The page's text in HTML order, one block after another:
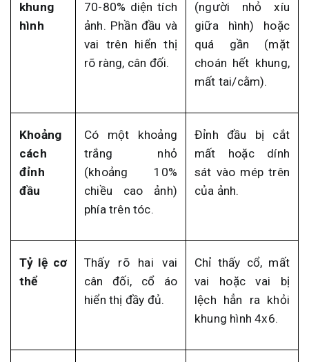
khung
hình
70-80% diện tích
ảnh. Phần đầu và
vai trên hiển thị
rõ ràng, cân đối.
(người nhỏ xíu
giữa hình) hoặc
quá gần (mặt
choán hết khung,
mất tai/cằm).
Khoảng
cách
đỉnh
đầu
Có một khoảng
trắng nhỏ
(khoảng 10%
chiều cao ảnh)
phía trên tóc.
Đỉnh đầu bị cắt
mất hoặc dính
sát vào mép trên
của ảnh.
Tỷ lệ cơ
thể
Thấy rõ hai vai
cân đối, cổ áo
hiển thị đầy đủ.
Chỉ thấy cổ, mất
vai hoặc vai bị
lệch hẳn ra khỏi
khung hình 4x6.